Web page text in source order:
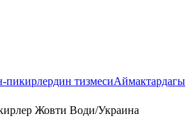
пикирлердин тизмесиАймактардагы
Жовти Води/Украина